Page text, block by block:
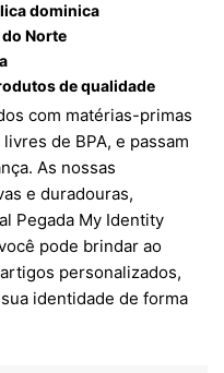
dominica
Norte
de qualidade
com matérias-primas
de BPA, e passam
As nossas
e duradouras,
Pegada My Identity
pode brindar ao
personalizados,
identidade de forma